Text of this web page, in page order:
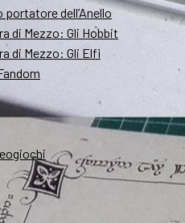
portatore dell’Anello
di Mezzo: Gli Hobbit
di Mezzo: Gli Elfi